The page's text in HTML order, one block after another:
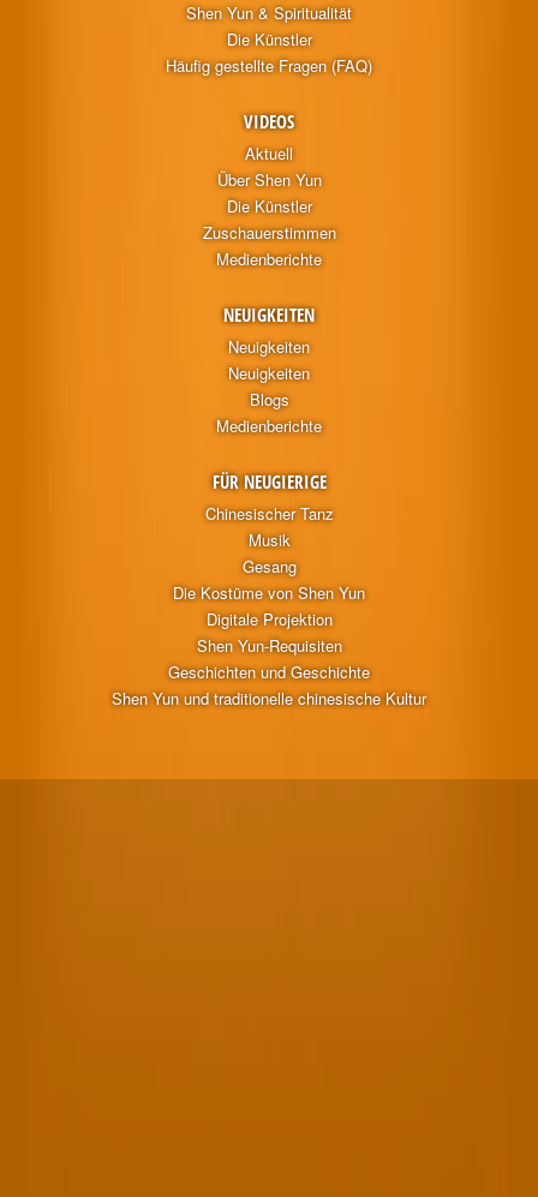
Shen Yun & Spiritualität
Die Künstler
Häufig gestellte Fragen (FAQ)
VIDEOS
Aktuell
Über Shen Yun
Die Künstler
Zuschauerstimmen
Medienberichte
NEUIGKEITEN
Neuigkeiten
Neuigkeiten
Blogs
Medienberichte
FÜR NEUGIERIGE
Chinesischer Tanz
Musik
Gesang
Die Kostüme von Shen Yun
Digitale Projektion
Shen Yun-Requisiten
Geschichten und Geschichte
Shen Yun und traditionelle chinesische Kultur